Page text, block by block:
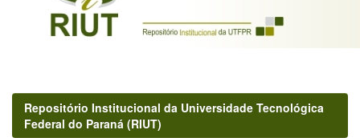
Repositório Institucional da Universidade Tecnológica
Federal do Paraná (RIUT)